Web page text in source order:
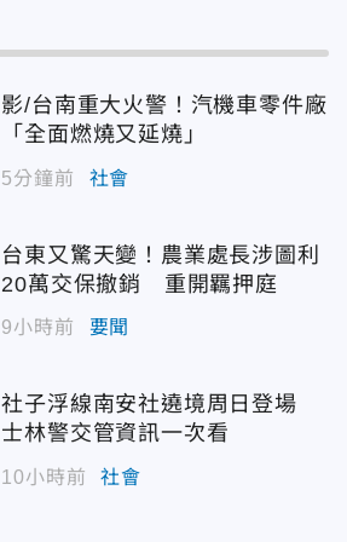
影/台南重大火警！汽機車零件廠
「全面燃燒又延燒」
5分鐘前 社會
台東又驚天變！農業處長涉圖利
20萬交保撤銷 重開羈押庭
9小時前 要聞
社子浮線南安社遶境周日登場
士林警交管資訊一次看
10小時前 社會